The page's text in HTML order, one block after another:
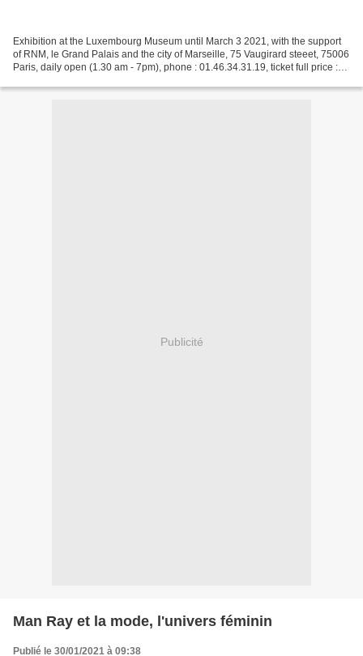
Exhibition at the Luxembourg Museum until March 3 2021, with the support
of RNM, le Grand Palais and the city of Marseille, 75 Vaugirard steeet, 75006
Paris, daily open (1.30 am - 7pm), phone : 01.46.34.31.19, ticket full price :
Publicité
Man Ray et la mode, l'univers féminin
Publié le 30/01/2021 à 09:38